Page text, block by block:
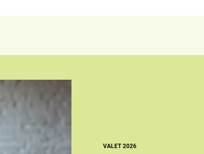
VALET 2026